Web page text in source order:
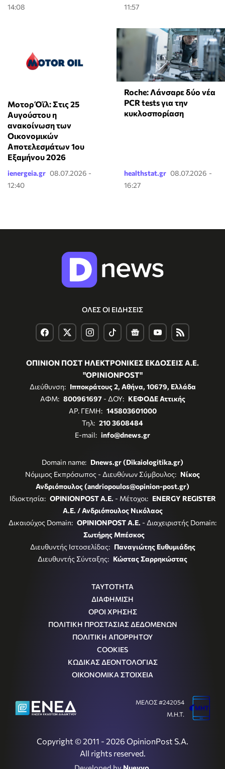
14:08
11:57
Μοτορ Όϊλ: Στις 25
Αυγούστου η
ανακοίνωση των
Οικονομικών
Αποτελεσμάτων 1ου
Εξαμήνου 2026
ienergeia.gr 08.07.2026 -
12:40
Roche: Λάνσαρε δύο νέα
PCR tests για την
κυκλοσπορίαση
healthstat.gr 08.07.2026 -
16:27
ΟΛΕΣ ΟΙ ΕΙΔΗΣΕΙΣ
ΟΠΙΝΙΟΝ ΠΟΣΤ ΗΛΕΚΤΡΟΝΙΚΕΣ ΕΚΔΟΣΕΙΣ Α.Ε.
"OPINIONPOST"
Διεύθυνση: Ιπποκράτους 2, Αθήνα, 10679, Ελλάδα
ΑΦΜ: 800961697- ΔΟΥ: ΚΕΦΟΔΕ Αττικής
ΑΡ. ΓΕΜΗ: 145803601000
Τηλ: 210 3608484
E-mail: info@dnews.gr
Domain name: Dnews.gr (Dikaiologitika.gr)
Νόμιμος Εκπρόσωπος - Διευθύνων Σύμβουλος: Νίκος
Ανδριόπουλος (andriopoulos@opinion-post.gr)
Ιδιοκτησία: OPINIONPOST A.E. - Μέτοχοι: ENERGY REGISTER
Α.Ε. / Ανδριόπουλος Νικόλαος
Δικαιούχος Domain: OPINIONPOST A.E. - Διαχειριστής Domain:
Σωτήρης Μπέσκος
Διευθυντής Ιστοσελίδας: Παναγιώτης Ευθυμιάδης
Διευθυντής Σύνταξης: Κώστας Σαρρηκώστας
ΤΑΥΤΟΤΗΤΑ
ΔΙΑΦΗΜΙΣΗ
ΟΡΟΙ ΧΡΗΣΗΣ
ΠΟΛΙΤΙΚΗ ΠΡΟΣΤΑΣΙΑΣ ΔΕΔΟΜΕΝΩΝ
ΠΟΛΙΤΙΚΗ ΑΠΟΡΡΗΤΟΥ
COOKIES
ΚΩΔΙΚΑΣ ΔΕΟΝΤΟΛΟΓΙΑΣ
ΟΙΚΟΝΟΜΙΚΑ ΣΤΟΙΧΕΙΑ
Copyright © 2011 - 2026 OpinionPost S.A.
All rights reserved.
ΜΕΛΟΣ #242054
Μ.Η.Τ.